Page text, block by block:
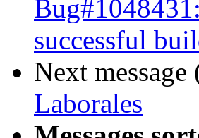
successful
Next
Laborales